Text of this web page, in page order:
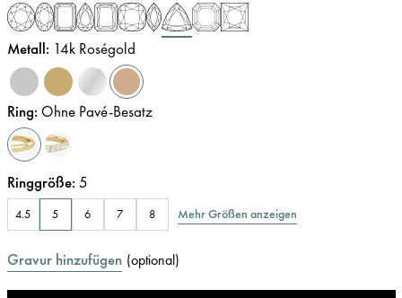
Metall: 14k Roségold
Ring: Ohne Pavé-Besatz
Ringgröße: 5
4.5 5 6 7 8 Mehr Größen anzeigen
Gravur hinzufügen (optional)